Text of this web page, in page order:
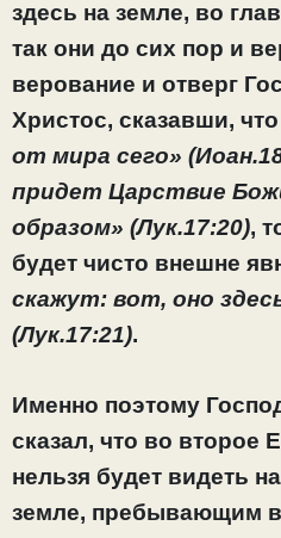
здесь на земле, во
так они до сих пор и
верование и отверг
Христос, сказавши, что
от мира сего»
придет Царствие
образом» (Лук.17:20),
будет чисто внешне
скажут: вот, оно
(Лук.17:21).
Именно поэтому
сказал, что во второе
нельзя будет видеть
земле, пребывающим